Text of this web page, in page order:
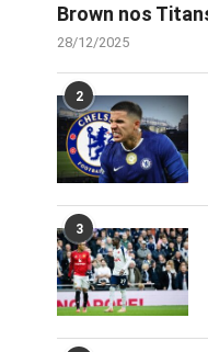
Brown nos
28/12/2025
2
3